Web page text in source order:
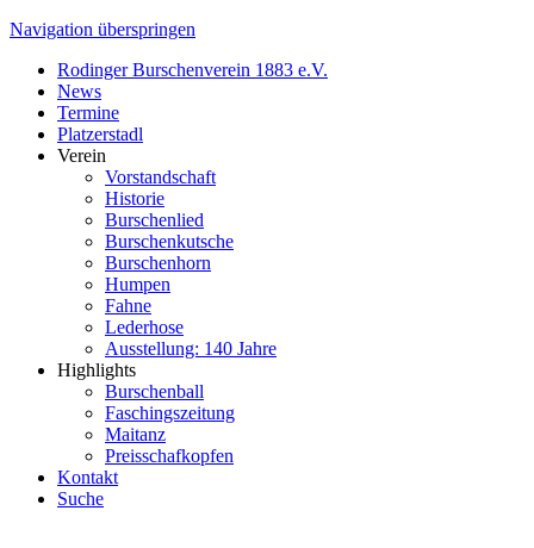
Navigation überspringen
Rodinger Burschenverein 1883 e.V.
News
Termine
Platzerstadl
Verein
Vorstandschaft
Historie
Burschenlied
Burschenkutsche
Burschenhorn
Humpen
Fahne
Lederhose
Ausstellung: 140 Jahre
Highlights
Burschenball
Faschingszeitung
Maitanz
Preisschafkopfen
Kontakt
Suche